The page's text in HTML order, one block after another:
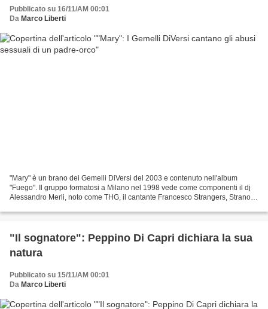
Pubblicato su 16/11/AM 00:01
Da Marco Liberti
"Mary" è un brano dei Gemelli DiVersi del 2003 e contenuto nell'album
"Fuego". Il gruppo formatosi a Milano nel 1998 vede come componenti il dj
Alessandro Merli, noto come THG, il cantante Francesco Strangers, Strano
"Il sognatore": Peppino Di Capri dichiara la sua
natura
Pubblicato su 15/11/AM 00:01
Da Marco Liberti